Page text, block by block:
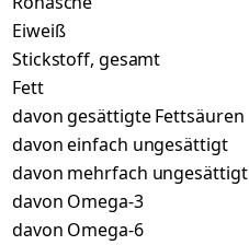
Eiweiß
Stickstoff, gesamt
Fett
davon gesättigte Fettsäuren
davon einfach ungesättigt
davon mehrfach ungesättigt
davon Omega-3
davon Omega-6